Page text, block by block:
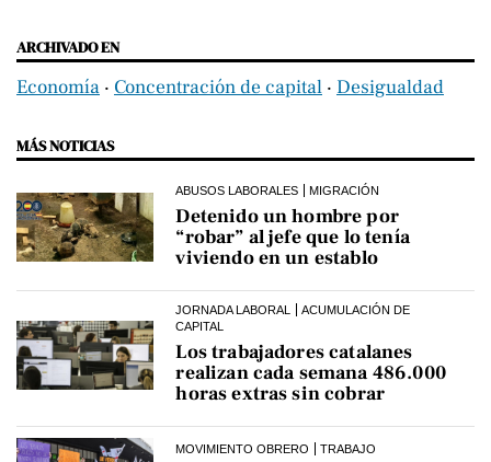
ARCHIVADO EN
Economía ‧ Concentración de capital ‧ Desigualdad
MÁS NOTICIAS
ABUSOS LABORALES MIGRACIÓN
Detenido un hombre por
“robar” al jefe que lo tenía
viviendo en un establo
JORNADA LABORAL
ACUMULACIÓN DE
CAPITAL
Los trabajadores catalanes
realizan cada semana 486.000
horas extras sin cobrar
MOVIMIENTO OBRERO TRABAJO